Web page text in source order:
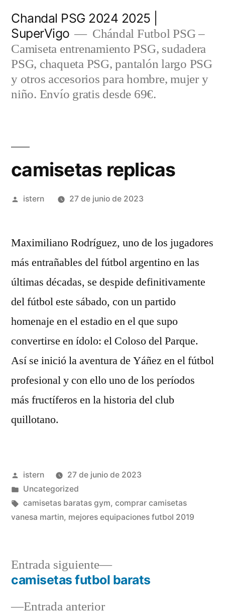
contenido
Chandal PSG 2024 2025 |
SuperVigo
Chándal Futbol PSG –
Camiseta entrenamiento PSG, sudadera
PSG, chaqueta PSG, pantalón largo PSG
y otros accesorios para hombre, mujer y
niño. Envío gratis desde 69€.
camisetas replicas
Publicado
istern 27 de junio de 2023
Maximiliano Rodríguez, uno de los jugadores
más entrañables del fútbol argentino en las
últimas décadas, se despide definitivamente
del fútbol este sábado, con un partido
homenaje en el estadio en el que supo
convertirse en ídolo: el Coloso del Parque.
Así se inició la aventura de Yáñez en el fútbol
profesional y con ello uno de los períodos
más fructíferos en la historia del club
quillotano.
Publicado
por
istern
27 de junio de 2023
Publicado
en
Uncategorized
Etiquetas:
camisetas baratas gym, comprar camisetas
vanesa martin, mejores equipaciones futbol 2019
Navegación
Entrada anteriorEntrada
Entrada siguiente
Entrada
siguiente:
camisetas futbol barats